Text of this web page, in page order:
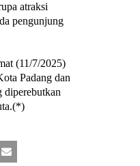
atraksi
pengunjung
(11/7/2025)
Padang dan
diperebutkan